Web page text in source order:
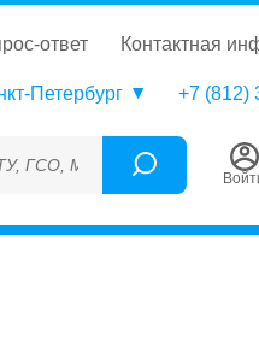
ответ контактная
Петербург +7 (812)
МСО, ОСО, СОП, ГРСИ,